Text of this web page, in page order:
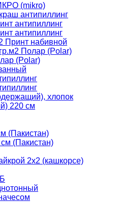
(mikro)
антипиллинг
антипиллинг
антипиллинг
Принт набивной
Полар (Polar)
(Polar)
хлопок
220 см
(Пакистан)
(Пакистан)
2х2 (кашкорсе)